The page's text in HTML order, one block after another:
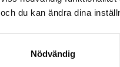
och du kan ändra dina
Nödvändig